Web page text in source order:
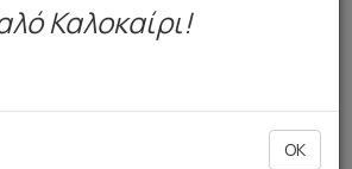
Καλοκαίρι!
OK